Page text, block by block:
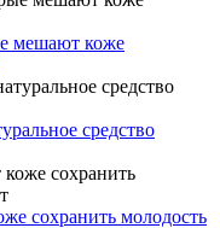
мешают коже
средство
сохранить молодость